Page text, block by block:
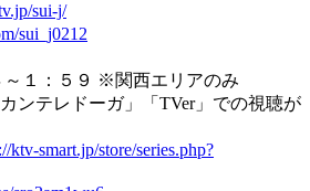
sui-j/
sui_j0212
～１：５９ ※関西エリアのみ
ンテレドーガ」「TVer」での視聴が
ktv-smart.jp/store/series.php?